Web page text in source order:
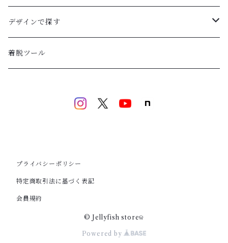
ブルー
ピンク
デザインで探す
絵画風デザイン
着脱ツール
プライバシーポリシー
特定商取引法に基づく表記
会員規約
© Jellyfish storeଳ
Powered by